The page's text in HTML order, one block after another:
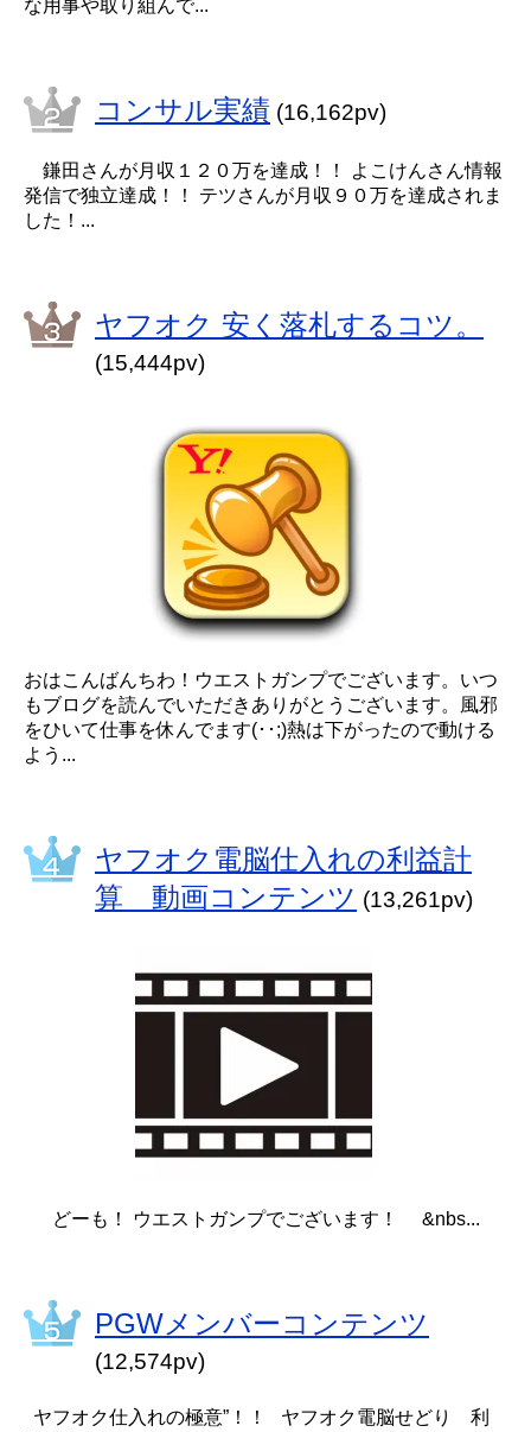
な用事や取り組んで...
コンサル実績 (16,162pv)
鎌田さんが月収１２０万を達成！！ よこけんさん情報
発信で独立達成！！ テツさんが月収９０万を達成されま
した！...
ヤフオク 安く落札するコツ。
(15,444pv)
おはこんばんちわ！ウエストガンプでございます。いつ
もブログを読んでいただきありがとうございます。風邪
をひいて仕事を休んでます(･･;)熱は下がったので動ける
よう...
ヤフオク電脳仕入れの利益計
算 動画コンテンツ (13,261pv)
どーも！ ウエストガンプでございます！ &nbs...
PGWメンバーコンテンツ
(12,574pv)
ヤフオク仕入れの極意”！！ ヤフオク電脳せどり 利